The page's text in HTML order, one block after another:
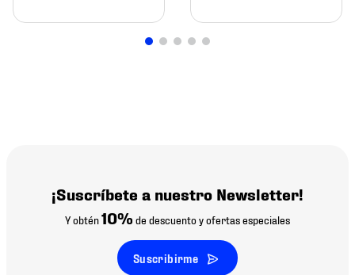
¡Suscríbete a nuestro Newsletter!
Y obtén10% de descuento y ofertas especiales
Suscribirme